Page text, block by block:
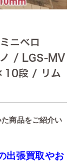
ニベロ
/ LGS-MV
段 / リム
商品をご紹介い
出張買取やお